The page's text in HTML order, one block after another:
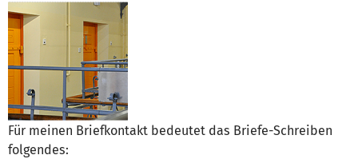
Für meinen Briefkontakt bedeutet das Briefe-Schreiben
folgendes: